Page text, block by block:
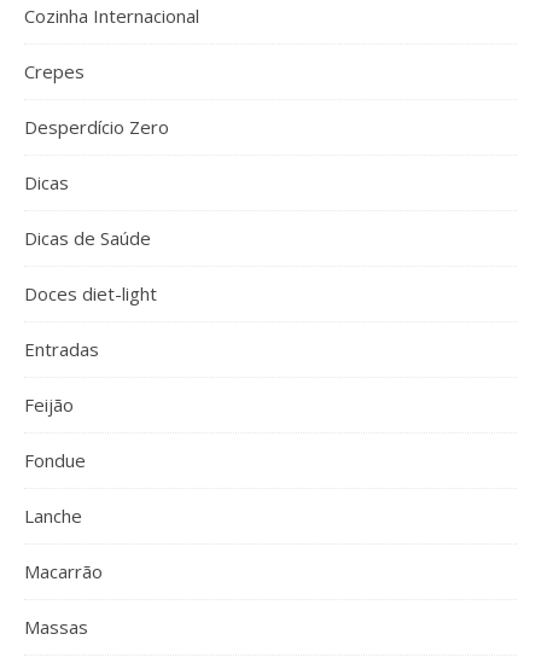
Cozinha Internacional
Crepes
Desperdício Zero
Dicas
Dicas de Saúde
Doces diet-light
Entradas
Feijão
Fondue
Lanche
Macarrão
Massas